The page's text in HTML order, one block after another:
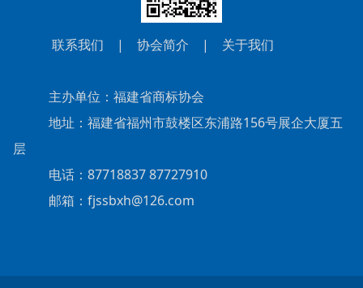
联系我们 | 协会简介 | 关于我们
主办单位：福建省商标协会
地址：福建省福州市鼓楼区东浦路156号展企大厦五
层
电话：87718837 87727910
邮箱：fjssbxh@126.com